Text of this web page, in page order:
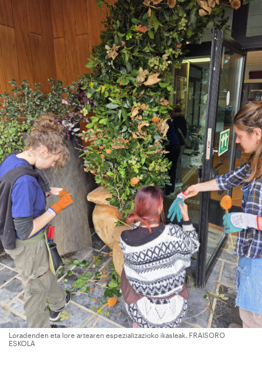
Loradenden eta lore artearen espezializazioko ikasleak. FRAISORO
ESKOLA